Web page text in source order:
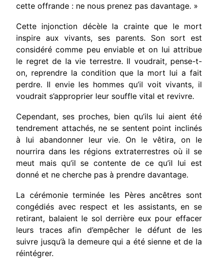
cette offrande : ne nous prenez pas davantage. »
Cette injonction décèle la crainte que le mort
inspire aux vivants, ses parents. Son sort est
consi­déré comme peu enviable et on lui attribue
le regret de la vie terrestre. Il voudrait, pense-t-
on, reprendre la condition que la mort lui a fait
per­dre. Il envie les hommes qu’il voit vivants, il
vou­drait s’approprier leur souffle vital et revivre.
Cependant, ses proches, bien qu’ils lui aient été
tendrement attachés, ne se sentent point incli­nés
à lui abandonner leur vie. On le vêtira, on le
nourrira dans les régions extraterrestres où il se
meut mais qu’il se contente de ce qu’il lui est
donné et ne cherche pas à prendre davantage.
La cérémonie terminée les Pères ancêtres sont
congédiés avec respect et les assistants, en se
reti­rant, balaient le sol derrière eux pour effacer
leurs traces afin d’empêcher le défunt de les
suivre jusqu’à la demeure qui a été sienne et de la
réin­tégrer.